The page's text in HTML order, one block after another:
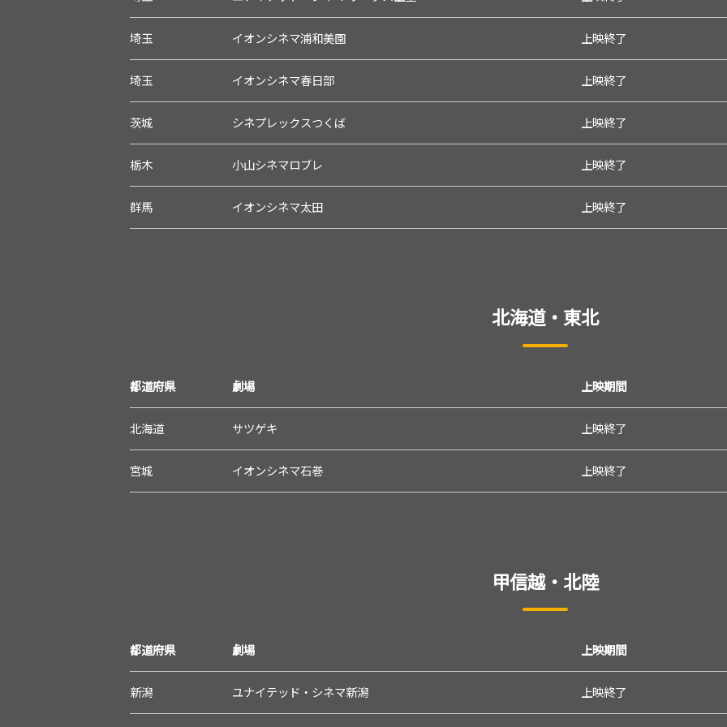
埼玉 イオンシネマ浦和美園 上映終了
埼玉 イオンシネマ春日部 上映終了
茨城 シネプレックスつくば 上映終了
栃木 小山シネマロブレ 上映終了
群馬 イオンシネマ太田 上映終了
北海道・東北
都道府県 劇場 上映期間
北海道 サツゲキ 上映終了
宮城 イオンシネマ石巻 上映終了
甲信越・北陸
都道府県 劇場 上映期間
新潟 ユナイテッド・シネマ新潟 上映終了